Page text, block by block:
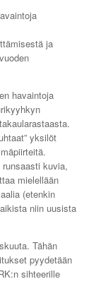
ja
havaintoja
yksilöt
kuvia,
mielellään
(etenkin
niin uusista
Tähän
pyydetään
sihteerille